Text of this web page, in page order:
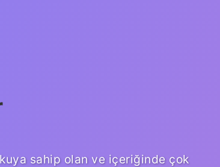
sahip olan ve içeriğinde çok